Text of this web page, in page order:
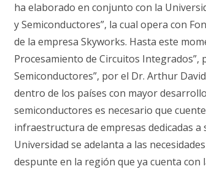
ha elaborado en conjunto con la
y Semiconductores”, la cual opera con
de la empresa Skyworks. Hasta este
Procesamiento de Circuitos Integrados”,
Semiconductores”, por el Dr. Arthur
dentro de los países con mayor
semiconductores es necesario que
infraestructura de empresas dedicadas a
Universidad se adelanta a las
despunte en la región que ya cuenta con